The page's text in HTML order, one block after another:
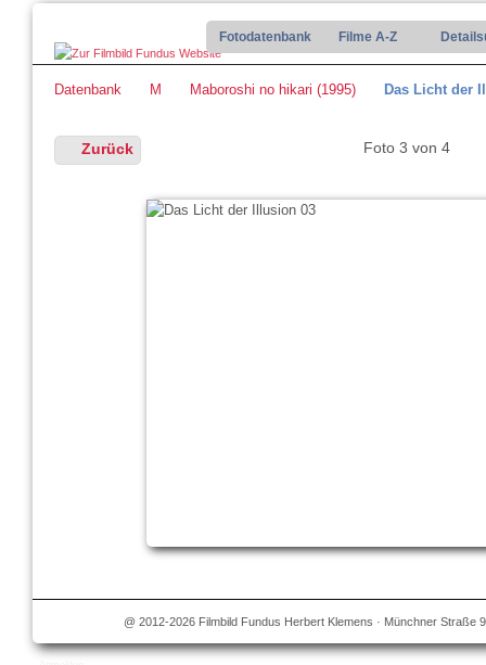
Fotodatenbank Filme A-Z
Datenbank M Maboroshi no hikari (1995) Das Licht der
Zurück Foto 3 von 4
@ 2012-2026 Filmbild Fundus Herbert Klemens · Münchner Straße